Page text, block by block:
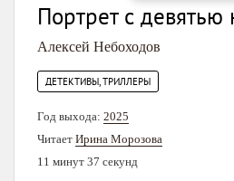
Портрет с
Алексей Небоходов
ДЕТЕКТИВЫ, ТРИЛЛЕРЫ
Год выхода: 2025
Читает Ирина Морозова
11 минут 37 секунд